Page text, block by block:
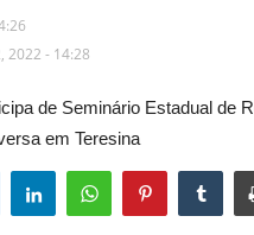
2022 - 14:28
de Seminário Estadual de
em Teresina